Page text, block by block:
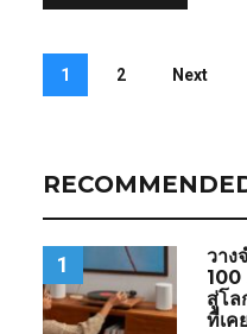
1 2 Next
1
วาง
100
สู่โล
ที่เค